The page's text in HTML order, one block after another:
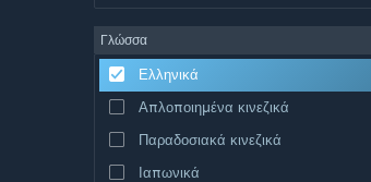
Γλώσσα
Ελληνικά
Απλοποιημένα κινεζικά
Παραδοσιακά κινεζικά
Ιαπωνικά